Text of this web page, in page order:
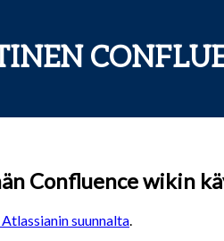
Confluence wikin
suunnalta